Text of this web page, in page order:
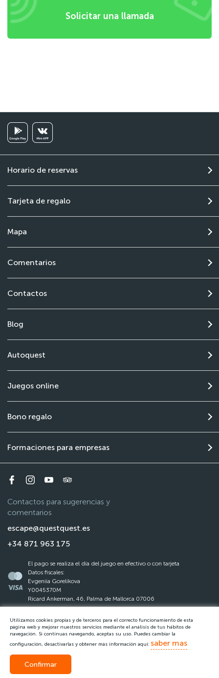
Solicitar una llamada
Horario de reservas
Tarjeta de regalo
Mapa
Comentarios
Contactos
Blog
Autoquest
Juegos online
Bono regalo
Formaciones para empresas
Contactos para sugerencias y
comentarios
escape@questquest.es
+34 871 963 175
La ley de protección de datos
Reglas del Questquest
El pago se realiza el día del juego en efectivo o con tarjeta
Datos fiscales:
Evgeniia Gorelikova
Y0045370M
Ricard Ankerman, 46, Palma de Mallorca 07006
Utilizamos cookies propias y de terceros para el correcto funcionamiento de esta
página web y mejorar nuestros servicios mediante el análisis de tus hábitos de
navegación. Si continuas navegando, aceptas su uso. Puedes cambiar la
configuración, desactivarlas y obtener más información aquí: saber mas
Confirmar